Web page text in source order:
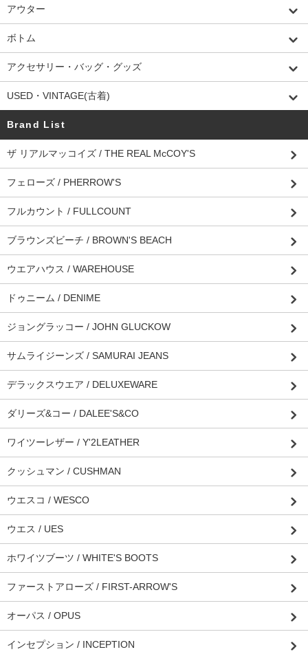
アウター
ボトム
アクセサリー・バッグ・グッズ
USED・VINTAGE(古着)
Brand List
ザ リアルマッコイズ / THE REAL McCOY'S
フェローズ / PHERROW'S
フルカウント / FULLCOUNT
ブラウンズビーチ / BROWN'S BEACH
ウエアハウス / WAREHOUSE
ドゥニーム / DENIME
ジョングラッコー / JOHN GLUCKOW
サムライジーンズ / SAMURAI JEANS
デラックスウエア / DELUXEWARE
ダリーズ&コー / DALEE'S&CO
ワイツーレザー / Y'2LEATHER
クッシュマン / CUSHMAN
ウエスコ / WESCO
ウエス / UES
ホワイツブーツ / WHITE'S BOOTS
ファーストアローズ / FIRST-ARROW'S
オーパス / OPUS
インセプション / INCEPTION